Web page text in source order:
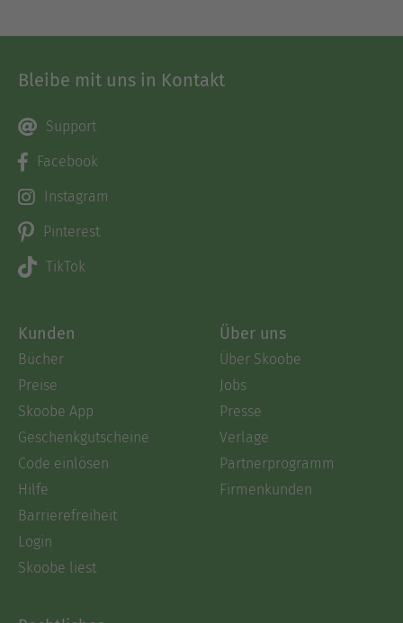
Bleibe mit uns in Kontakt
Support
Facebook
Instagram
Pinterest
TikTok
Kunden
Bücher
Preise
Skoobe App
Geschenkgutscheine
Code einlösen
Hilfe
Barrierefreiheit
Login
Skoobe liest
Über uns
Über Skoobe
Jobs
Presse
Verlage
Partnerprogramm
Firmenkunden